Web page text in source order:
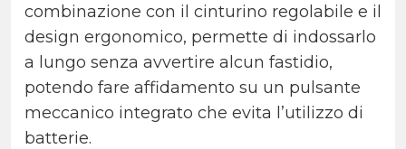
combinazione con il cinturino regolabile e il
design ergonomico, permette di indossarlo
a lungo senza avvertire alcun fastidio,
potendo fare affidamento su un pulsante
meccanico integrato che evita l’utilizzo di
batterie.